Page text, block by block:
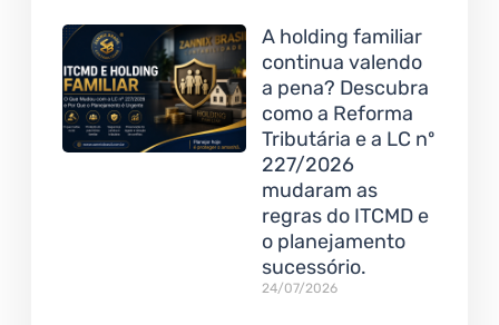
A holding familiar
continua valendo
a pena? Descubra
como a Reforma
Tributária e a LC nº
227/2026
mudaram as
regras do ITCMD e
o planejamento
sucessório.
24/07/2026